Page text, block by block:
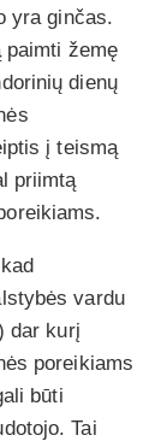
yra ginčas.
paimti žemę
dienų
į teismą
priimtą
vardu
dar kurį
poreikiams
būti
Tai